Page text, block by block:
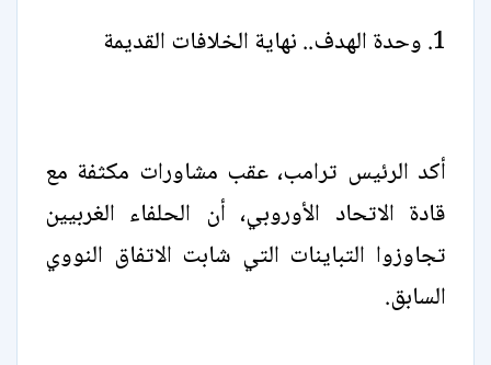
1. وحدة الهدف.. نهاية الخلافات القديمة
أكد الرئيس ترامب، عقب مشاورات مكثفة مع
قادة الاتحاد الأوروبي، أن الحلفاء الغربيين
تجاوزوا التباينات التي شابت الاتفاق النووي
السابق.